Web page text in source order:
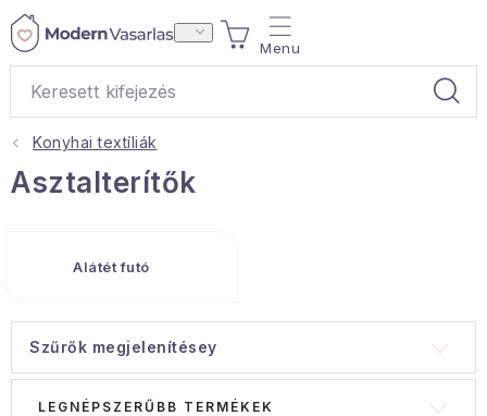
Ugrás
KOSÁR
Ajándékok
Lakástextil
Háztartás
Konyhai textíliák
Asztalterítők
Alátét futó
Szűrők megjelenítésey
LEGNÉPSZERŰBB TERMÉKEK